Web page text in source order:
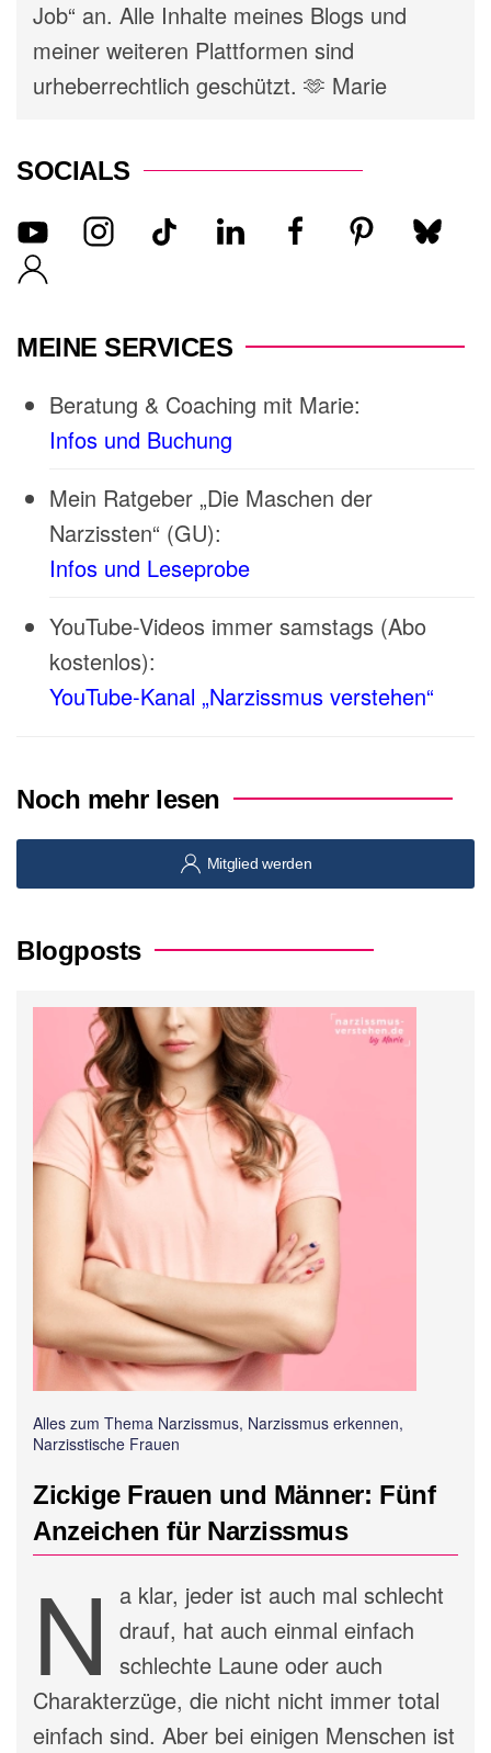
Job“ an. Alle Inhalte meines Blogs und
meiner weiteren Plattformen sind
urheberrechtlich geschützt. 🫶 Marie
SOCIALS
MEINE SERVICES
Beratung & Coaching mit Marie:
Infos und Buchung
Mein Ratgeber „Die Maschen der
Narzissten“ (GU):
Infos und Leseprobe
YouTube-Videos immer samstags (Abo
kostenlos):
YouTube-Kanal „Narzissmus verstehen“
Noch mehr lesen
Mitglied werden
Blogposts
Alles zum Thema Narzissmus, Narzissmus erkennen,
Narzisstische Frauen
Zickige Frauen und Männer: Fünf
Anzeichen für Narzissmus
N
a klar, jeder ist auch mal schlecht
drauf, hat auch einmal einfach
schlechte Laune oder auch
Charakterzüge, die nicht nicht immer total
einfach sind. Aber bei einigen Menschen ist